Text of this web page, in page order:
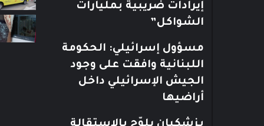
إيرادات ضريبية بمليارات
الشواكل”
مسؤول إسرائيلي: الحكومة
اللبنانية وافقت على وجود
الجيش الإسرائيلي داخل
أراضيها